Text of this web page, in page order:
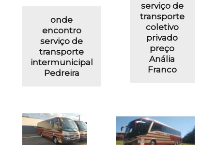
onde
encontro
serviço de
transporte
intermunicipal
Pedreira
serviço de
transporte
coletivo
privado
preço
Anália
Franco